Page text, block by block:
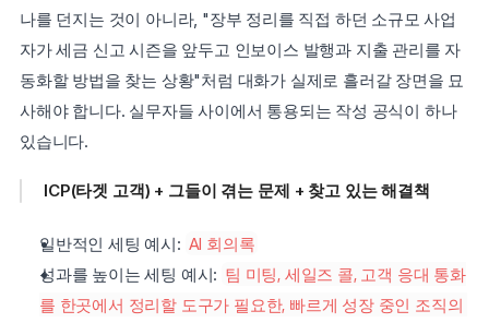
나를 던지는 것이 아니라, "장부 정리를 직접 하던 소규모 사업
자가 세금 신고 시즌을 앞두고 인보이스 발행과 지출 관리를 자
동화할 방법을 찾는 상황"처럼 대화가 실제로 흘러갈 장면을 묘
사해야 합니다. 실무자들 사이에서 통용되는 작성 공식이 하나
있습니다.
ICP(타겟 고객) + 그들이 겪는 문제 + 찾고 있는 해결책
일반적인 세팅 예시: AI 회의록
성과를 높이는 세팅 예시: 팀 미팅, 세일즈 콜, 고객 응대 통화
를 한곳에서 정리할 도구가 필요한, 빠르게 성장 중인 조직의